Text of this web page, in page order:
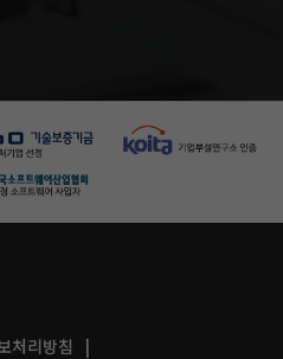
처리방침